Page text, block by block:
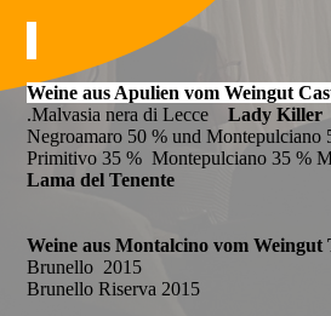
Weine aus Apulien vom Weingut
.Malvasia nera di LecceLady Killer
Negroamaro 50 % und
Primitivo 35 % Montepulciano 35 %
Lama del Tenente
Weine aus Montalcino vom Weingut
Brunello 2015
Brunello Riserva 2015